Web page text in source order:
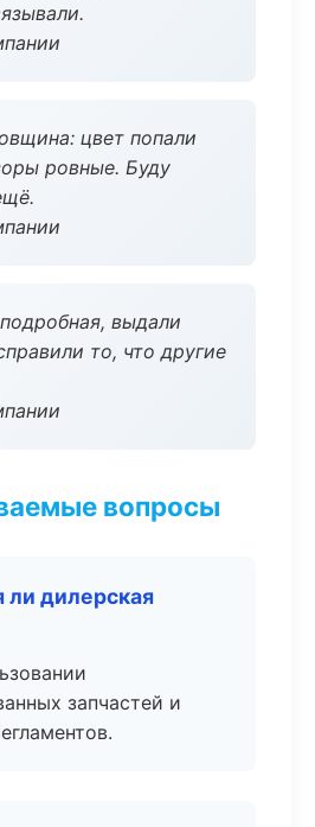
цвет попали
ровные. Буду
выдали
то, что другие
вопросы
ли дилерская
запчастей и